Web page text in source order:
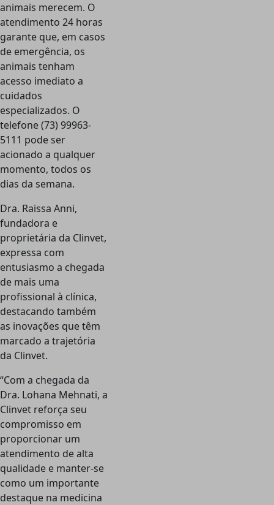
animais merecem. O
atendimento 24 horas
garante que, em casos
de emergência, os
animais tenham
acesso imediato a
cuidados
especializados. O
telefone (73) 99963-
5111 pode ser
acionado a qualquer
momento, todos os
dias da semana.
Dra. Raissa Anni,
fundadora e
proprietária da Clinvet,
expressa com
entusiasmo a chegada
de mais uma
profissional à clínica,
destacando também
as inovações que têm
marcado a trajetória
da Clinvet.
“Com a chegada da
Dra. Lohana Mehnati, a
Clinvet reforça seu
compromisso em
proporcionar um
atendimento de alta
qualidade e manter-se
como um importante
destaque na medicina